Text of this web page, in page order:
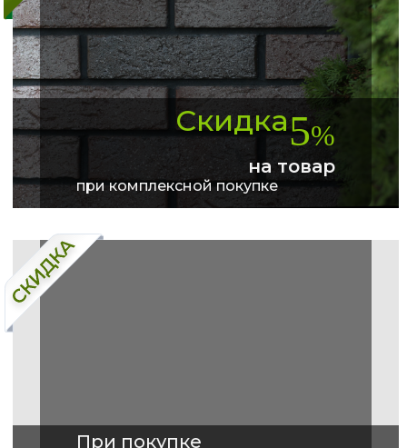
Скидка5%
на товар
при комплексной покупке
При покупке